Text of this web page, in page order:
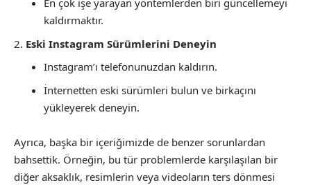
En çok işe yarayan yöntemlerden biri güncellemeyi
kaldırmaktır.
Eski Instagram Sürümlerini Deneyin
Instagram’ı telefonunuzdan kaldırın.
İnternetten eski sürümleri bulun ve birkaçını
yükleyerek deneyin.
Ayrıca, başka bir içeriğimizde de benzer sorunlardan
bahsettik. Örneğin, bu tür problemlerde karşılaşılan bir
diğer aksaklık, resimlerin veya videoların ters dönmesi